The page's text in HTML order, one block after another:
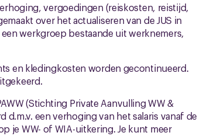
vergoedingen (reiskosten, reistijd,
over het actualiseren van de JUS in
werkgroep bestaande uit werknemers,
en kledingkosten worden gecontinueerd.
(Stichting Private Aanvulling WW &
een verhoging van het salaris vanaf de
je WW- of WIA-uitkering. Je kunt meer